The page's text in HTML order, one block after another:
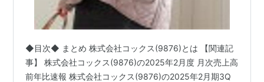
◆目次◆ まとめ 株式会社コックス(9876)とは 【関連記
事】 株式会社コックス(9876)の2025年2月度 月次売上高
前年比速報 株式会社コックス(9876)の2025年2月期3Q